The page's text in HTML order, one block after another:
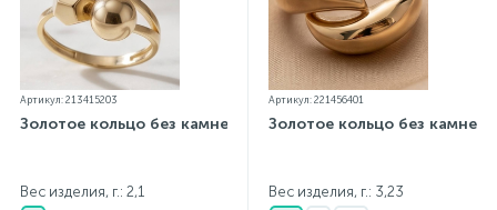
Артикул: 213415203
Золотое кольцо без камней
Вес изделия, г.: 2,1
Артикул: 221456401
Золотое кольцо без камней
Вес изделия, г.: 3,23